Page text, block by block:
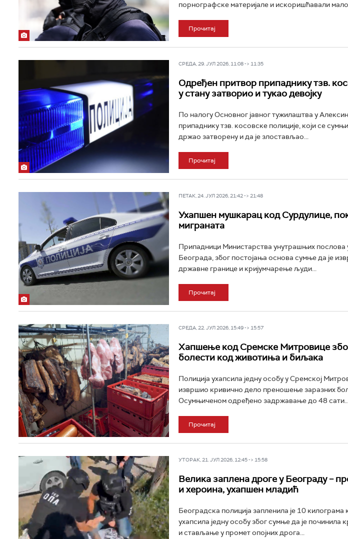
порнографске материјале и искоришћавали
Прочитај
СРЕДА, 29. ЈУЛ 2026, 11:08 -> 11:35
Одређен притвор припаднику тзв.
у стану затворио и тукао девојку
По налогу Основног јавног тужилаштва у
припаднику тзв. косовске полиције, који се
држао затворену и да је злостављао...
Прочитај
ПЕТАК, 24. ЈУЛ 2026, 21:42 -> 21:48
Ухапшен мушкарац код Сурдулице,
миграната
Припадници Министарства унутрашњих послова
Београда, због постојања основа сумње да је
државне границе и кријумчарење људи...
Прочитај
СРЕДА, 22. ЈУЛ 2026, 15:49 -> 15:57
Хапшење код Сремске Митровице
болести код животиња и биљака
Полиција ухапсила једну особу у Сремској
извршио кривично дело преношење заразних
Осумњиченом одређено задржавање до 48
Прочитај
УТОРАК, 21. ЈУЛ 2026, 12:45 -> 15:58
Велика заплена дроге у Београду –
и хероина, ухапшен младић
Београдска полиција запленила је 10
ухапсила једну особу због сумње да је
и стављање у промет опојних дрога...